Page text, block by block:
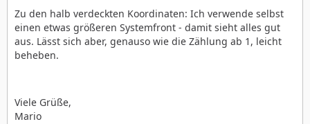
Zu den halb verdeckten Koordinaten: Ich verwende selbst
einen etwas größeren Systemfront - damit sieht alles gut
aus. Lässt sich aber, genauso wie die Zählung ab 1, leicht
beheben.
Viele Grüße,
Mario